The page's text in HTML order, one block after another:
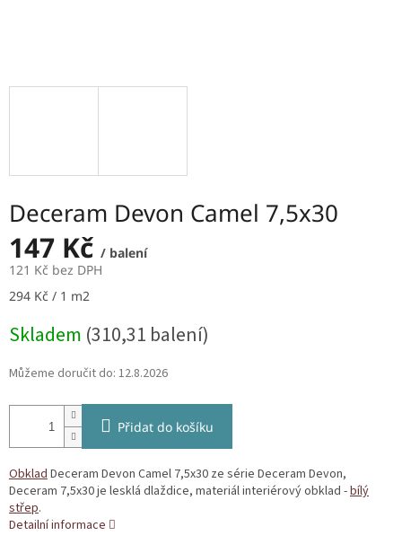
Deceram Devon Camel 7,5x30
147 Kč / balení
121 Kč bez DPH
Měrná
294 Kč / 1 m2
Skladem (310,31 balení)
Můžeme doručit do: 12.8.2026
Přidat do košíku
ObkladDeceram Devon Camel 7,5x30 ze série Deceram Devon,
Deceram 7,5x30 je lesklá dlaždice, materiál interiérový obklad -bílý
střep.
Detailní informace